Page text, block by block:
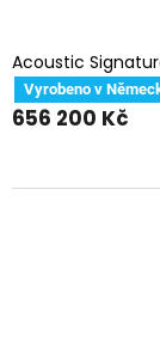
Acoustic
Vyrobeno v
656 200 Kč